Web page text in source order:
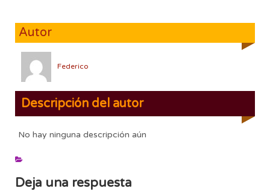
Autor
Federico
Descripción del autor
No hay ninguna descripción aún
Deja una respuesta